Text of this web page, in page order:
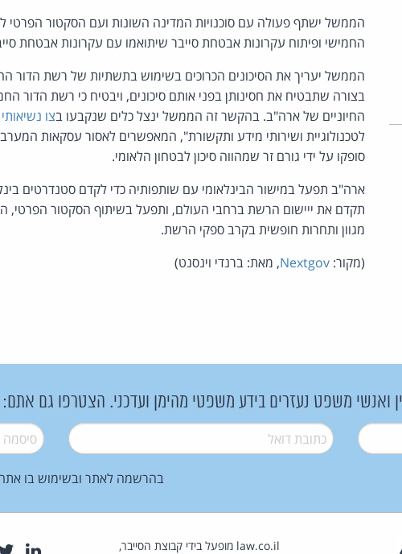
הממשל ישתף פעולה עם סוכנויות המדינה השונות ועם הסקטור הפרטי
החמישי ופיתוח עקרונות אבטחת סייבר שיתואמו עם עקרונות אבטחת
הממשל יעריך את הסיכונים הכרוכים בשימוש בתשתיות של רשת הדור
בצורה שתבטיח את חסינותן בפני אותם סיכונים, ויבטיח כי רשת הדור
החיוניים של ארה"ב. בהקשר זה הממשל ינצל כלים שנקבעו בצו נשיאותי
לטכנולוגיית ושירותי מידע ותקשורת", המאפשרים לאסור עסקאות
סופקו על ידי גורם זר שמהווה סיכון לבטחון הלאומי.
ארה"ב תפעל במישור הבינלאומי עם שותפותיה כדי לקדם סטנדרטים
תקדם את ייישום הרשת ברחבי העולם, ותפעל בשיתוף הסקטור הפרטי,
מגוון ותחרות חופשית בקרב ספקי הרשת.
(מקור: Nextgov, מאת: ברנדי וינסנט)
ואנשי משפט נעזרים בידע משפטי מהימן ועדכני. הצטרפו גם אתם:
דואל* סיסמה*
בהרשמה לאתר ובשימוש בו
law.co.il מופעל בידי קבוצת הסייבר,